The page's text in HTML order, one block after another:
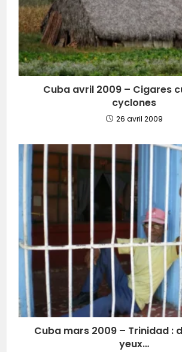
Cuba avril 2009 – Cigares
cyclones
26 avril 2009
Cuba mars 2009 – Trinidad :
yeux…